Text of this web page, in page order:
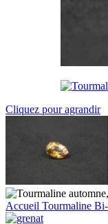
Cliquez pour agrandir
Accueil Tourmaline